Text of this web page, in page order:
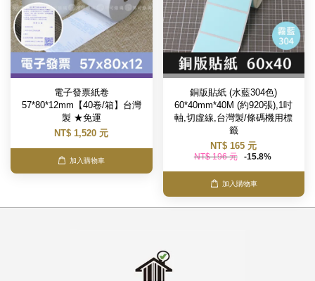
電子發票紙卷
57*80*12mm【40卷/箱】台灣
製 ★免運
NT$ 1,520 元
加入購物車
銅版貼紙 (水藍304色)
60*40mm*40M (約920張),1吋
軸,切虛線,台灣製/條碼機用標
籤
NT$ 165 元
NT$ 196 元 -15.8%
加入購物車